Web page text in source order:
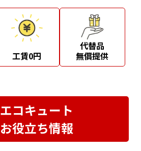
工賃0円
代替品
無償提供
エコキュート
お役立ち情報